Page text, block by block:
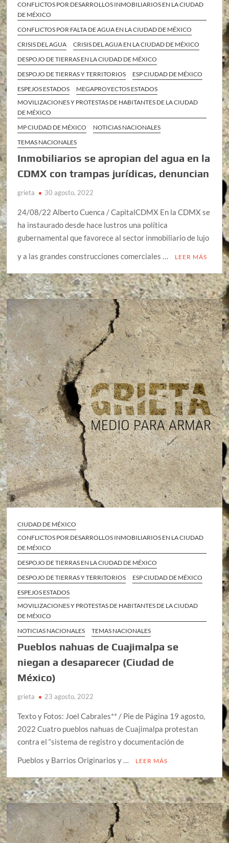
CONFLICTOS POR DESARROLLOS INMOBILIARIOS EN LA CIUDAD
DE MÉXICO
CONFLICTOS POR FALTA DE AGUA EN LA CIUDAD DE MÉXICO
CRISIS DEL AGUA
CRISIS DEL AGUA EN LA CIUDAD DE MÉXICO
DESPOJO DE TIERRAS EN LA CIUDAD DE MÉXICO
DESPOJO DE TIERRAS Y TERRITORIOS
ESP CIUDAD DE MÉXICO
ESPEJOS ESTADOS
MEGAPROYECTOS ESTADOS
MOVILIZACIONES Y PROTESTAS DE HABITANTES DE LA CIUDAD
DE MÉXICO
MP CIUDAD DE MÉXICO
NOTICIAS NACIONALES
TEMAS NACIONALES
Inmobiliarios se apropian del agua en la
CDMX con trampas jurídicas, denuncian
grieta 30 agosto, 2022
24/08/22 Alberto Cuenca / CapitalCDMX En la CDMX se
ha instaurado desde hace lustros una política
gubernamental que favorece al sector inmobiliario de lujo
y a las grandes construcciones comerciales …
LEER MÁS
CIUDAD DE MÉXICO
CONFLICTOS POR DESARROLLOS INMOBILIARIOS EN LA CIUDAD
DE MÉXICO
DESPOJO DE TIERRAS EN LA CIUDAD DE MÉXICO
DESPOJO DE TIERRAS Y TERRITORIOS
ESP CIUDAD DE MÉXICO
ESPEJOS ESTADOS
MOVILIZACIONES Y PROTESTAS DE HABITANTES DE LA CIUDAD
DE MÉXICO
NOTICIAS NACIONALES
TEMAS NACIONALES
Pueblos nahuas de Cuajimalpa se
niegan a desaparecer (Ciudad de
México)
grieta 23 agosto, 2022
Texto y Fotos: Joel Cabrales** / Pie de Página 19 agosto,
2022 Cuatro pueblos nahuas de Cuajimalpa protestan
contra el “sistema de registro y documentación de
Pueblos y Barrios Originarios y …
LEER MÁS